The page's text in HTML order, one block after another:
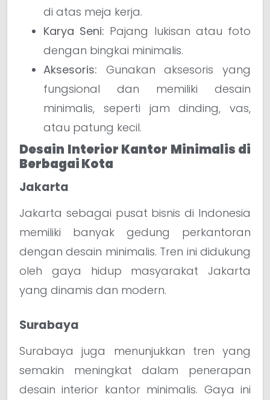
di atas meja kerja.
Karya Seni: Pajang lukisan atau foto
dengan bingkai minimalis.
Aksesoris: Gunakan aksesoris yang
fungsional dan memiliki desain
minimalis, seperti jam dinding, vas,
atau patung kecil.
Desain Interior Kantor Minimalis di
Berbagai Kota
Jakarta
Jakarta sebagai pusat bisnis di Indonesia
memiliki banyak gedung perkantoran
dengan desain minimalis. Tren ini didukung
oleh gaya hidup masyarakat Jakarta
yang dinamis dan modern.
Surabaya
Surabaya juga menunjukkan tren yang
semakin meningkat dalam penerapan
desain interior kantor minimalis. Gaya ini